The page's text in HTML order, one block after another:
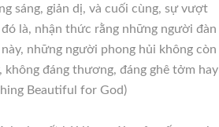
sáng, giản dị, và cuối cùng, sự vượt
là, nhận thức rằng những người đàn
những người phong hủi không còn
đáng thương, đáng ghê tởm hay
Beautiful for God)